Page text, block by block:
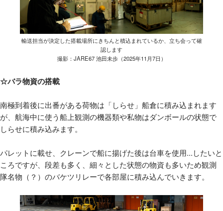
輸送担当が決定した搭載場所にきちんと積込まれているか、立ち会って確
認します
撮影：JARE67 池田未歩（2025年11月7日）
☆バラ物資の搭載
南極到着後に出番がある荷物は「しらせ」船倉に積み込まれます
が、航海中に使う船上観測の機器類や私物はダンボールの状態で
しらせに積み込みます。
パレットに載せ、クレーンで船に揚げた後は台車を使用...したいと
ころですが、段差も多く、細々とした状態の物資も多いため観測
隊名物（？）のバケツリレーで各部屋に積み込んでいきます。